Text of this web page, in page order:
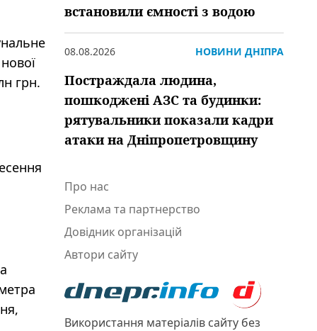
грн.
встановили ємності з водою
08.08.2026 НОВИНИ ДНІПРА
Постраждала людина,
пошкоджені АЗС та будинки:
рятувальники показали кадри
атаки на Дніпропетровщину
Про нас
Реклама та партнерство
Довідник організацій
Автори сайту
Використання матеріалів сайту без